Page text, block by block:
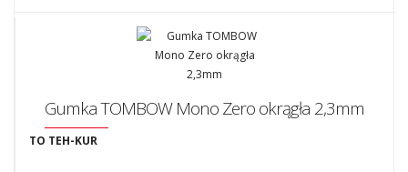
Gumka TOMBOW Mono Zero okrągła 2,3mm
TO TEH-KUR